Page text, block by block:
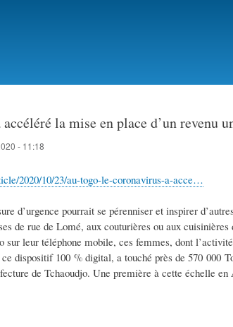
la mise en place d’un revenu
- 11:18
2020/10/23/au-togo-le-coronavirus-a-acce…
d’urgence pourrait se pérenniser et inspirer
de rue de Lomé, aux couturières ou aux
sur leur téléphone mobile, ces femmes, dont
dispositif 100 % digital, a touché près de 570 000
de Tchaoudjo. Une première à cette échelle